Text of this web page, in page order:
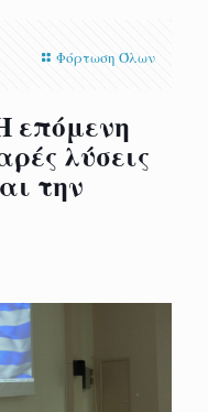
Φόρτωση Όλων
επόμενη
λύσεις
την